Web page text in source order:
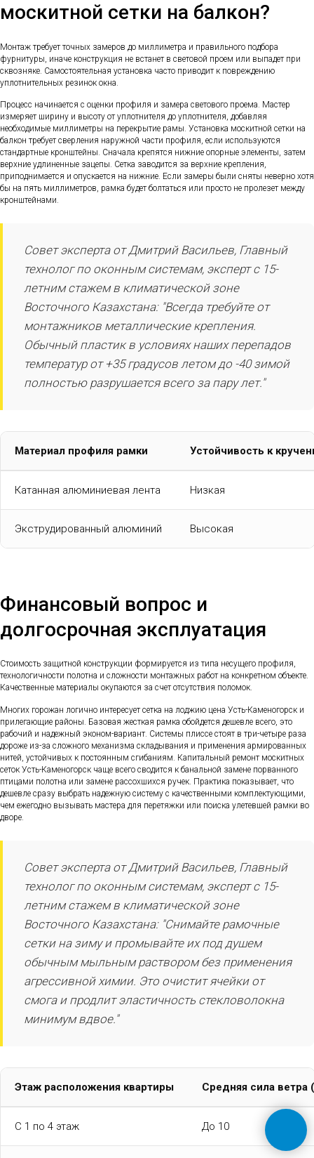
москитной сетки на балкон?
Монтаж требует точных замеров до миллиметра и правильного подбора
фурнитуры, иначе конструкция не встанет в световой проем или выпадет при
сквозняке. Самостоятельная установка часто приводит к повреждению
уплотнительных резинок окна.
Процесс начинается с оценки профиля и замера светового проема. Мастер
измеряет ширину и высоту от уплотнителя до уплотнителя, добавляя
необходимые миллиметры на перекрытие рамы. Установка москитной сетки на
балкон требует сверления наружной части профиля, если используются
стандартные кронштейны. Сначала крепятся нижние опорные элементы, затем
верхние удлиненные зацепы. Сетка заводится за верхние крепления,
приподнимается и опускается на нижние. Если замеры были сняты неверно хотя
бы на пять миллиметров, рамка будет болтаться или просто не пролезет между
кронштейнами.
Совет эксперта от Дмитрий Васильев, Главный
технолог по оконным системам, эксперт с 15-
летним стажем в климатической зоне
Восточного Казахстана: "Всегда требуйте от
монтажников металлические крепления.
Обычный пластик в условиях наших перепадов
температур от +35 градусов летом до -40 зимой
полностью разрушается всего за пару лет."
Материал профиля рамки Устойчивость к
Катанная алюминиевая лента Низкая
Экструдированный алюминий Высокая
Финансовый вопрос и
долгосрочная эксплуатация
Стоимость защитной конструкции формируется из типа несущего профиля,
технологичности полотна и сложности монтажных работ на конкретном объекте.
Качественные материалы окупаются за счет отсутствия поломок.
Многих горожан логично интересует сетка на лоджию цена Усть-Каменогорск и
прилегающие районы. Базовая жесткая рамка обойдется дешевле всего, это
рабочий и надежный эконом-вариант. Системы плиссе стоят в три-четыре раза
дороже из-за сложного механизма складывания и применения армированных
нитей, устойчивых к постоянным сгибаниям. Капитальный ремонт москитных
сеток Усть-Каменогорск чаще всего сводится к банальной замене порванного
птицами полотна или замене рассохшихся ручек. Практика показывает, что
дешевле сразу выбрать надежную систему с качественными комплектующими,
чем ежегодно вызывать мастера для перетяжки или поиска улетевшей рамки во
дворе.
Совет эксперта от Дмитрий Васильев, Главный
технолог по оконным системам, эксперт с 15-
летним стажем в климатической зоне
Восточного Казахстана: "Снимайте рамочные
сетки на зиму и промывайте их под душем
обычным мыльным раствором без применения
агрессивной химии. Это очистит ячейки от
смога и продлит эластичность стекловолокна
минимум вдвое."
Этаж расположения квартиры Средняя сила ветра
С 1 по 4 этаж До 10